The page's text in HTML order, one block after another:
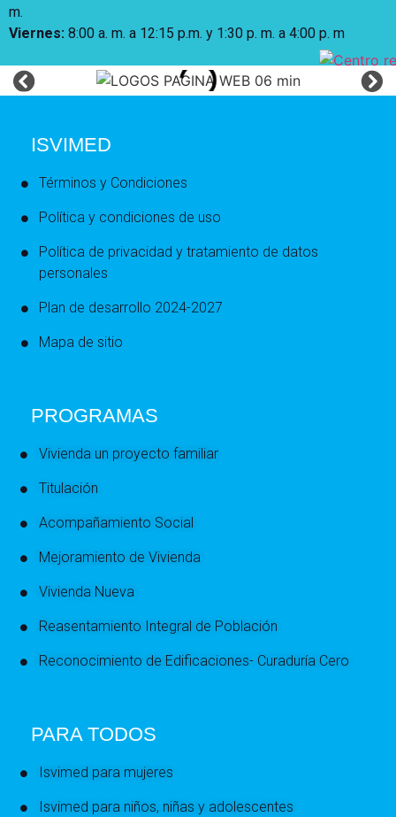
m.
Viernes: 8:00 a. m. a 12:15 p.m. y 1:30 p. m. a 4:00 p. m
ISVIMED
Términos y Condiciones
Política y condiciones de uso
Política de privacidad y tratamiento de datos
personales
Plan de desarrollo 2024-2027
Mapa de sitio
PROGRAMAS
Vivienda un proyecto familiar
Titulación
Acompañamiento Social
Mejoramiento de Vivienda
Vivienda Nueva
Reasentamiento Integral de Población
Reconocimiento de Edificaciones- Curaduría Cero
PARA TODOS
Isvimed para mujeres
Isvimed para niños, niñas y adolescentes